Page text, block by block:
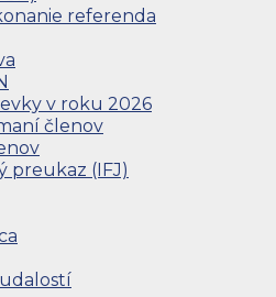
referenda
v roku 2026
členov
preukaz (IFJ)